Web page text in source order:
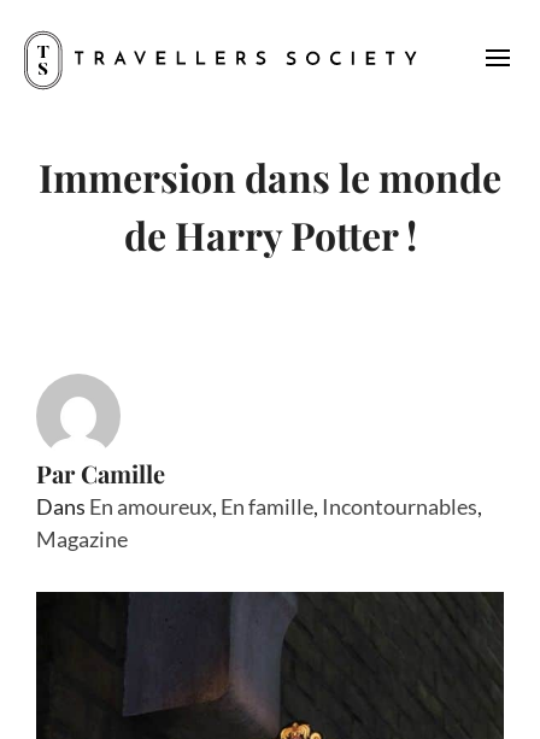
Immersion dans le monde
de Harry Potter !
ParCamille
Dans En amoureux, En famille, Incontournables,
Magazine